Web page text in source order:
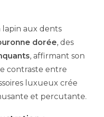
lapin aux dents
dorée, des
, affirmant son
contraste entre
luxueux crée
et percutante.